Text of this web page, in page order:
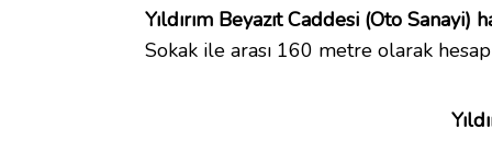
Yıldırım Beyazıt Caddesi (Oto Sanayi)
Sokak ile arası 160 metre olarak